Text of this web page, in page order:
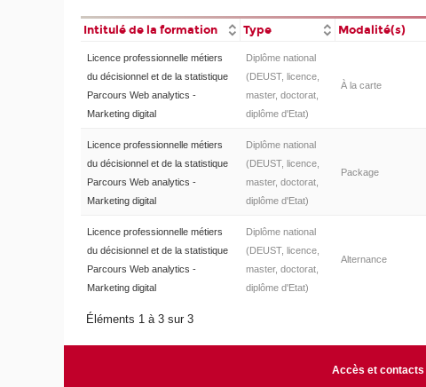
Intitulé de la formation Type Modalité(s)
Licence professionnelle métiers
du décisionnel et de la statistique
Parcours Web analytics -
Marketing digital
Diplôme national
(DEUST, licence,
master, doctorat,
diplôme d'Etat)
À la carte
Licence professionnelle métiers
du décisionnel et de la statistique
Parcours Web analytics -
Marketing digital
Diplôme national
(DEUST, licence,
master, doctorat,
diplôme d'Etat)
Package
Licence professionnelle métiers
du décisionnel et de la statistique
Parcours Web analytics -
Marketing digital
Diplôme national
(DEUST, licence,
master, doctorat,
diplôme d'Etat)
Alternance
Éléments 1 à 3 sur 3
Accès et contacts